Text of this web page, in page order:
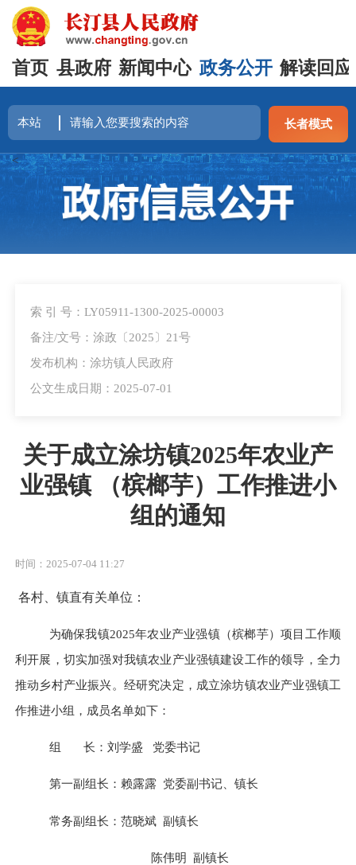
首页 县政府 新闻中心 政务公开 解读回应
长者模式
<
索 引 号：LY05911-1300-2025-00003
备注/文号：涂政〔2025〕21号
发布机构：涂坊镇人民政府
公文生成日期：2025-07-01
关于成立涂坊镇2025年农业产
业强镇 （槟榔芋）工作推进小
组的通知
时间：2025-07-04 11:27
各村、镇直有关单位：
为确保我镇2025年农业产业强镇（槟榔芋）项目工作顺
利开展，切实加强对我镇农业产业强镇建设工作的领导，全力
推动乡村产业振兴。经研究决定，成立涂坊镇农业产业强镇工
作推进小组，成员名单如下：
组 长：刘学盛 党委书记
第一副组长：赖露露 党委副书记、镇长
常务副组长：范晓斌 副镇长
陈伟明 副镇长